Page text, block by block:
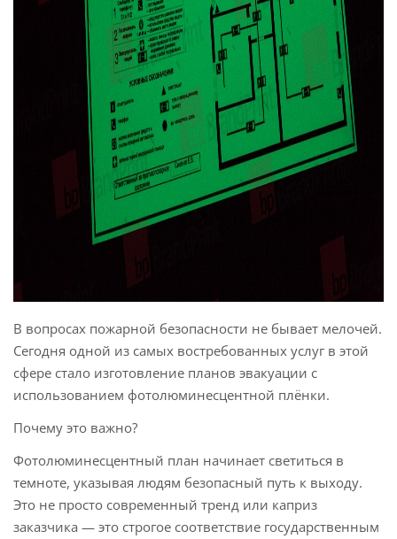
В вопросах пожарной безопасности не бывает мелочей.
Сегодня одной из самых востребованных услуг в этой
сфере стало изготовление планов эвакуации с
использованием фотолюминесцентной плёнки.
Почему это важно?
Фотолюминесцентный план начинает светиться в
темноте, указывая людям безопасный путь к выходу.
Это не просто современный тренд или каприз
заказчика — это строгое соответствие государственным